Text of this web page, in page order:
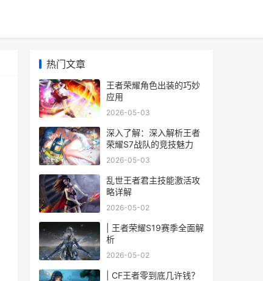
热门文章
王者荣耀角色出装的巧妙
应用
2026-05-03
深入了解：深入解析王者
荣耀S7战队的竞技魅力
2026-05-03
乱世王者君主技能激活攻
略详解
2026-05-02
| 王者荣耀S19赛季全面解
析
2026-05-02
| CF王者零到底几许钱？